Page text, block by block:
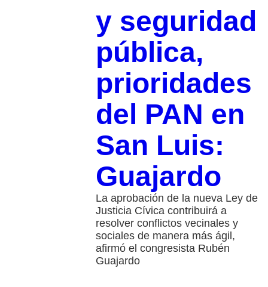
y seguridad
pública,
prioridades
del PAN en
San Luis:
Guajardo
La aprobación de la nueva Ley de
Justicia Cívica contribuirá a
resolver conflictos vecinales y
sociales de manera más ágil,
afirmó el congresista Rubén
Guajardo